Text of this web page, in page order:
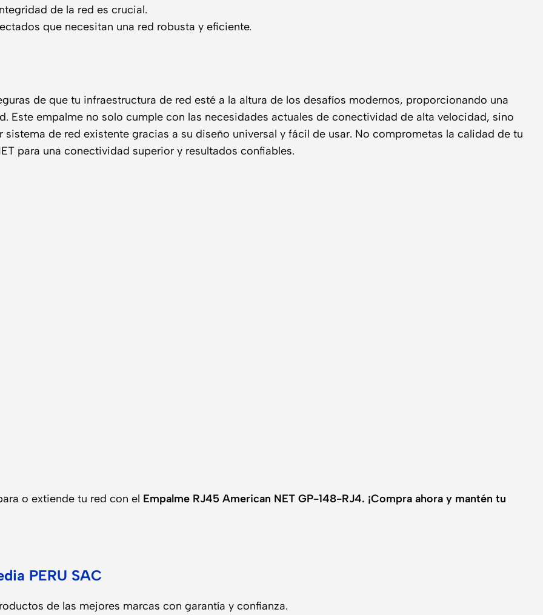
de la red es crucial.
que necesitan una red robusta y eficiente.
de que tu infraestructura de red esté a la altura de los desafíos modernos, proporcionando una
Este empalme no solo cumple con las necesidades actuales de conectividad de alta velocidad, sino
de red existente gracias a su diseño universal y fácil de usar. No comprometas la calidad de tu
para una conectividad superior y resultados confiables.
o extiende tu red con el Empalme RJ45 American NET GP-148-RJ4. ¡Compra ahora y mantén tu
PERU SAC
de las mejores marcas con garantía y confianza.